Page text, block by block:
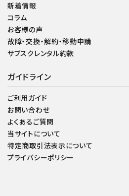
新着情報
コラム
お客様の声
故障・交換・解約・移動申請
サブスクレンタル約款
ガイドライン
ご利用ガイド
お問い合わせ
よくあるご質問
当サイトについて
特定商取引法表示について
プライバシーポリシー